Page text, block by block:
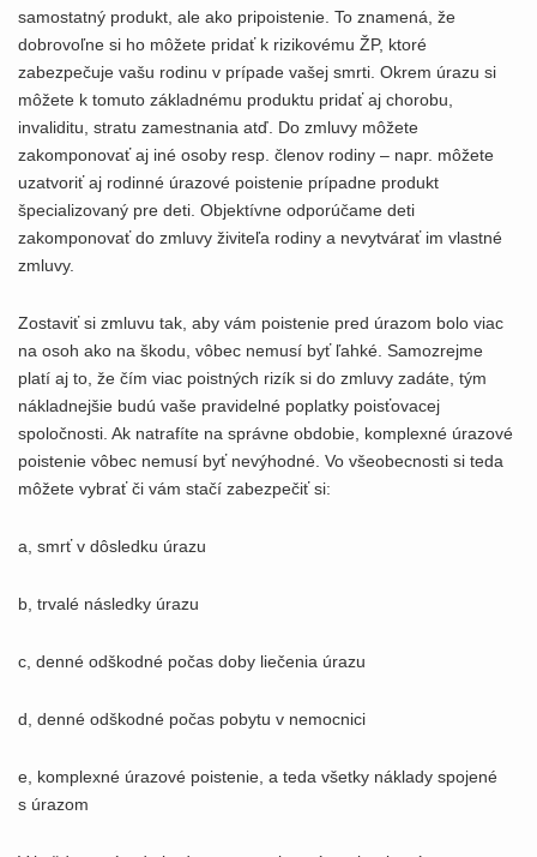
samostatný produkt, ale ako pripoistenie. To znamená, že
dobrovoľne si ho môžete pridať k rizikovému ŽP, ktoré
zabezpečuje vašu rodinu v prípade vašej smrti. Okrem úrazu si
môžete k tomuto základnému produktu pridať aj chorobu,
invaliditu, stratu zamestnania atď. Do zmluvy môžete
zakomponovať aj iné osoby resp. členov rodiny – napr. môžete
uzatvoriť aj rodinné úrazové poistenie prípadne produkt
špecializovaný pre deti. Objektívne odporúčame deti
zakomponovať do zmluvy živiteľa rodiny a nevytvárať im vlastné
zmluvy.
Zostaviť si zmluvu tak, aby vám poistenie pred úrazom bolo viac
na osoh ako na škodu, vôbec nemusí byť ľahké. Samozrejme
platí aj to, že čím viac poistných rizík si do zmluvy zadáte, tým
nákladnejšie budú vaše pravidelné poplatky poisťovacej
spoločnosti. Ak natrafíte na správne obdobie, komplexné úrazové
poistenie vôbec nemusí byť nevýhodné. Vo všeobecnosti si teda
môžete vybrať či vám stačí zabezpečiť si:
a, smrť v dôsledku úrazu
b, trvalé následky úrazu
c, denné odškodné počas doby liečenia úrazu
d, denné odškodné počas pobytu v nemocnici
e, komplexné úrazové poistenie, a teda všetky náklady spojené
s úrazom